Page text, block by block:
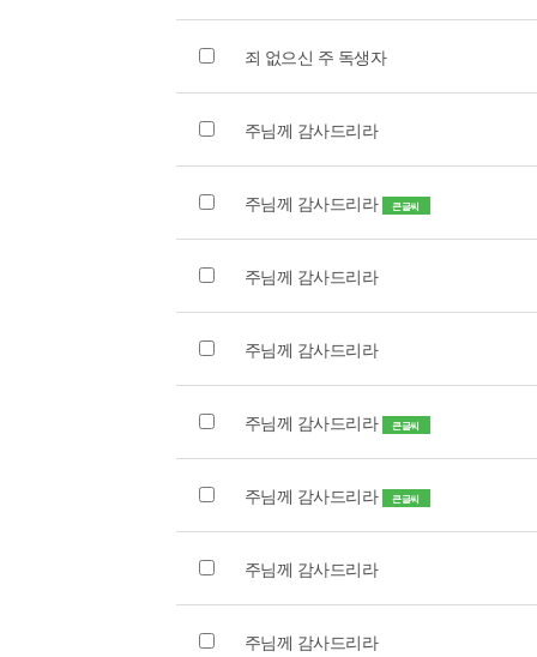
죄 없으신 주 독생자
주님께 감사드리라
주님께 감사드리라 큰글씨
주님께 감사드리라
주님께 감사드리라
주님께 감사드리라 큰글씨
주님께 감사드리라 큰글씨
주님께 감사드리라
주님께 감사드리라